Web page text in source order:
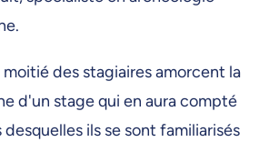
moitié des stagiaires amorcent la
d'un stage qui en aura compté
ils se sont familiarisés